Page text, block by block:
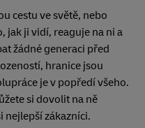
cestu ve světě, nebo
jak ji vidí, reaguje na ni a
žádné generaci před
hranice jsou
je v popředí všeho.
si dovolit na ně
zákazníci.